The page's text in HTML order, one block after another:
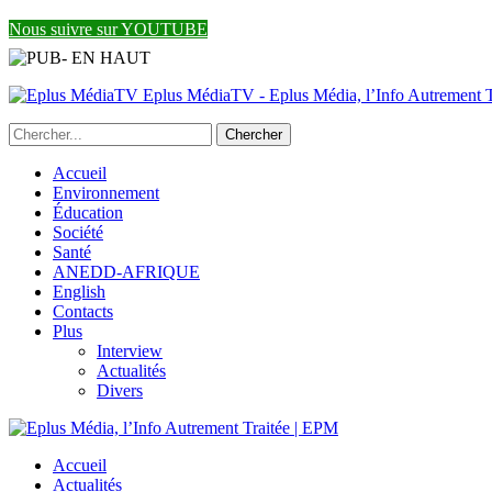
Nous suivre sur YOUTUBE
Eplus MédiaTV - Eplus Média, l’Info Autrement
Accueil
Environnement
Éducation
Société
Santé
ANEDD-AFRIQUE
English
Contacts
Plus
Interview
Actualités
Divers
Accueil
Actualités